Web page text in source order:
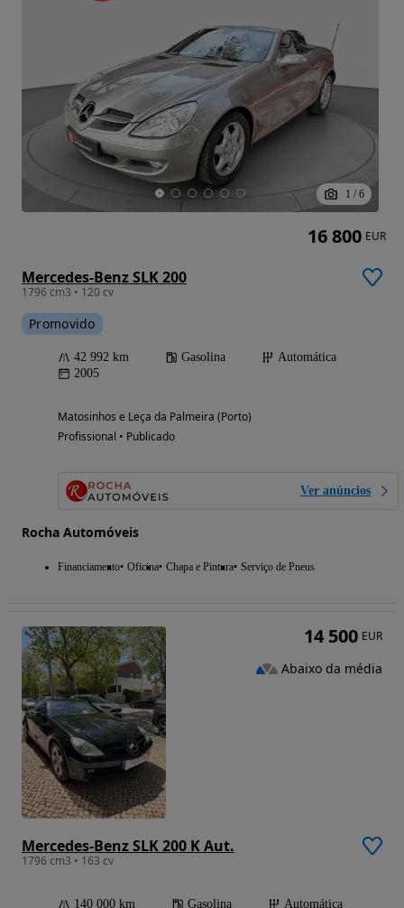
1 / 6
Mercedes-Benz SLK 200
1796 cm3 • 120 cv
Promovido
42 992 km Gasolina
Automática
2005
Matosinhos e Leça da Palmeira (Porto)
Profissional • Publicado
Ver anúncios
Rocha Automóveis
Financiamento Oficina Chapa e Pintura Serviço de Pneus
16 800 EUR
Mercedes-Benz SLK 200 K Aut.
1796 cm3 • 163 cv
140 000 km Gasolina Automática
14 500 EUR
Abaixo da média